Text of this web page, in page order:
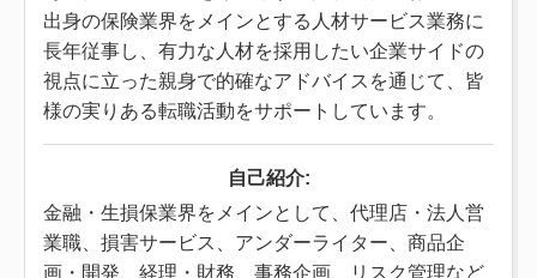
出身の保険業界をメインとする人材サービス業務に
長年従事し、有力な人材を採用したい企業サイドの
視点に立った親身で的確なアドバイスを通じて、皆
様の実りある転職活動をサポートしています。
自己紹介:
金融・生損保業界をメインとして、代理店・法人営
業職、損害サービス、アンダーライター、商品企
画・開発、経理・財務、事務企画、リスク管理など